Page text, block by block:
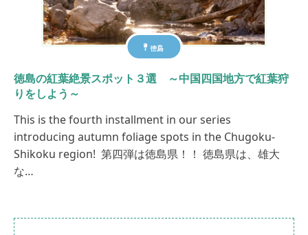
徳島
徳島の紅葉絶景スポット３選 ～中国四国地方で紅葉狩
りをしよう～
This is the fourth installment in our series
introducing autumn foliage spots in the Chugoku-
Shikoku region! 第四弾は徳島県！！ 徳島県は、雄大
な…